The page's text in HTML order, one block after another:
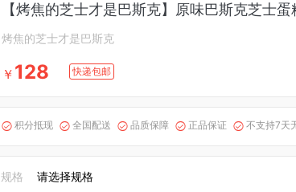
【烤焦的芝士才是巴斯克】原味巴斯克芝士蛋
烤焦的芝士才是巴斯克
￥ 128 快递包邮
 积分抵现  全国配送  品质保障  正品保证  不支持7天
规格 请选择规格